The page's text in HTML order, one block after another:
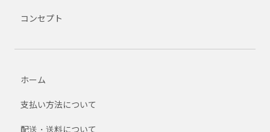
コンセプト
ホーム
支払い方法について
配送・送料について